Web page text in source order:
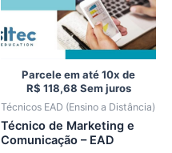
Parcele em até 10x de
R$ 118,68 Sem juros
Técnicos EAD (Ensino a Distância)
Técnico de Marketing e
Comunicação – EAD